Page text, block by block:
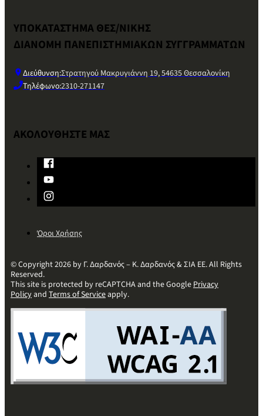
ΥΠΟΚΑΤΑΣΤΗΜΑ ΘΕΣ/ΝΙΚΗΣ
ΔΙΑΝΟΜΗ ΠΑΝΕΠΙΣΤΗΜΙΑΚΩΝ ΣΥΓΓΡΑΜΜΑΤΩΝ
Διεύθυνση:Στρατηγού Μακρυγιάννη 19, 54635 Θεσσαλονίκη
Τηλέφωνο:2310-271147
ΑΚΟΛΟΥΘΗΣΤΕ ΜΑΣ
Όροι Χρήσης
© Copyright 2026 by Γ. Δαρδανός – Κ. Δαρδανός & ΣΙΑ ΕΕ. All Rights
Reserved.
This site is protected by reCAPTCHA and the GooglePrivacy
Policyand Terms of Serviceapply.